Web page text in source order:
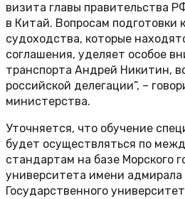
визита главы правительства
в Китай. Вопросам подготовки
судоходства, которые
соглашения, уделяет особое
транспорта Андрей Никитин,
российской делегации”, –
министерства.
Уточняется, что обучение
будет осуществляться по
стандартам на базе Морского
университета имени адмирала
Государственного